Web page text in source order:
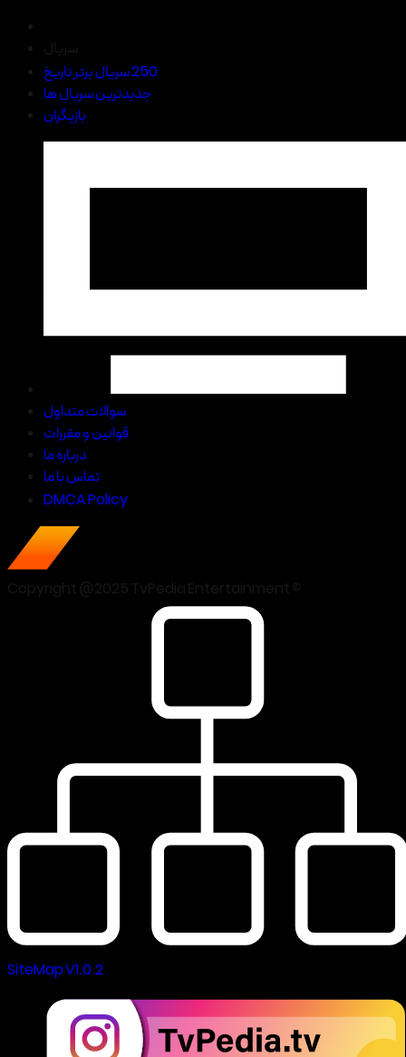
250 سریال برتر تاریخ
جدیدترین سریال ها
بازیگران
سوالات متداول
قوانین و مقررات
درباره ما
تماس با ما
DMCA Policy
SiteMap V1.0.2